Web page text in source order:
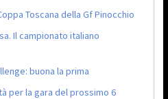
Toscana della Gf Pinocchio
Il campionato italiano
buona la prima
per la gara del prossimo 6